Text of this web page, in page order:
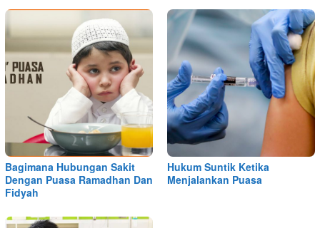
Bagimana Hubungan Sakit
Dengan Puasa Ramadhan Dan
Fidyah
Hukum Suntik Ketika
Menjalankan Puasa